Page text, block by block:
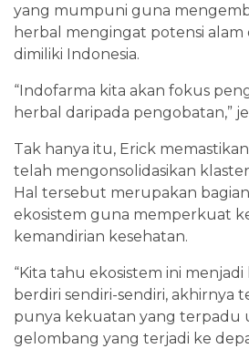
yang mumpuni guna
herbal mengingat potensi
dimiliki Indonesia.
“Indofarma kita akan fokus
herbal daripada pengobatan,”
Tak hanya itu, Erick
telah mengonsolidasikan
Hal tersebut merupakan
ekosistem guna memperkuat
kemandirian kesehatan.
“Kita tahu ekosistem ini
berdiri sendiri-sendiri, akhirnya
punya kekuatan yang terpadu
gelombang yang terjadi ke